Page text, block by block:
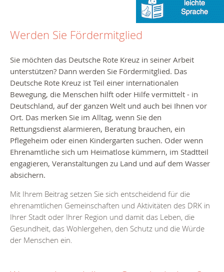
Werden Sie Fördermitglied
Sie möchten das Deutsche Rote Kreuz in seiner Arbeit
unterstützen? Dann werden Sie Fördermitglied. Das
Deutsche Rote Kreuz ist Teil einer internationalen
Bewegung, die Menschen hilft oder Hilfe vermittelt - in
Deutschland, auf der ganzen Welt und auch bei Ihnen vor
Ort. Das merken Sie im Alltag, wenn Sie den
Rettungsdienst alarmieren, Beratung brauchen, ein
Pflegeheim oder einen Kindergarten suchen. Oder wenn
Ehrenamtliche sich um Heimatlose kümmern, im Stadtteil
engagieren, Veranstaltungen zu Land und auf dem Wasser
absichern.
Mit Ihrem Beitrag setzen Sie sich entscheidend für die
ehrenamtlichen Gemeinschaften und Aktivitäten des DRK in
Ihrer Stadt oder Ihrer Region und damit das Leben, die
Gesundheit, das Wohlergehen, den Schutz und die Würde
der Menschen ein.